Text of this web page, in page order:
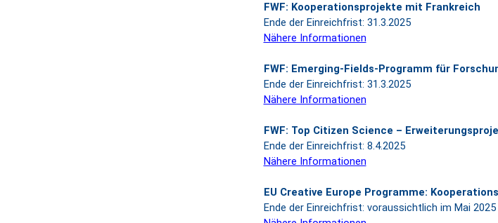
FWF: Kooperationsprojekte mit Frankreich
Ende der Einreichfrist: 31.3.2025
Nähere Informationen
FWF: Emerging-Fields-Programm für
Ende der Einreichfrist: 31.3.2025
Nähere Informationen
FWF: Top Citizen Science –
Ende der Einreichfrist: 8.4.2025
Nähere Informationen
EU Creative Europe Programme:
Ende der Einreichfrist: voraussichtlich im Mai 2025